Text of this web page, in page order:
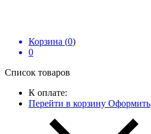
Корзина (0)
0
Список товаров
К оплате:
Перейти в корзину Оформить